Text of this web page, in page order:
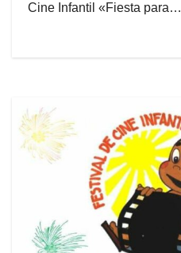
Cine Infantil «Fiesta para…